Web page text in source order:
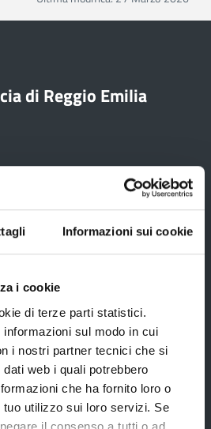
Informazioni sui cookie
i cookie
di terze parti statistici.
sul modo in cui
i nostri partner tecnici che si
web i quali potrebbero
che ha fornito loro o
utilizzo sui loro servizi. Se
il consenso a tutti o ad
di Reggio Emilia